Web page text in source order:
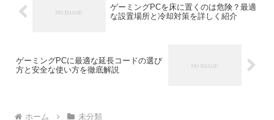
ゲーミングPCを床に置くのは危険？最適
な設置場所と冷却対策を詳しく紹介
ゲーミングPCに最適な延長コードの選び
方と安全な使い方を徹底解説
ホーム 未分類